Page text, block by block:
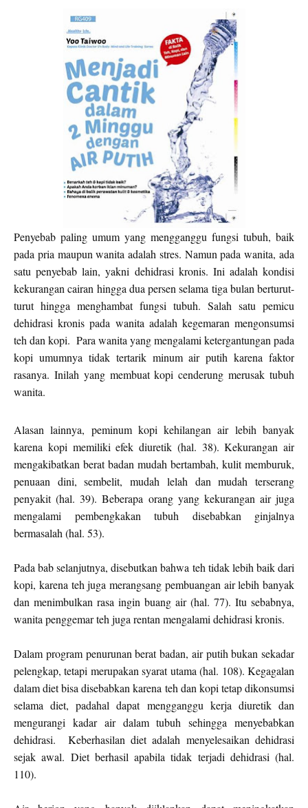
Penyebab paling umum yang mengganggu fungsi tubuh, baik
pada pria maupun wanita adalah stres. Namun pada wanita, ada
satu penyebab lain, yakni dehidrasi kronis. Ini adalah kondisi
kekurangan cairan hingga dua persen selama tiga bulan berturut-
turut hingga menghambat fungsi tubuh. Salah satu pemicu
dehidrasi kronis pada wanita adalah kegemaran mengonsumsi
teh dan kopi. Para wanita yang mengalami ketergantungan pada
kopi umumnya tidak tertarik minum air putih karena faktor
rasanya. Inilah yang membuat kopi cenderung merusak tubuh
wanita.
Alasan lainnya, peminum kopi kehilangan air lebih banyak
karena kopi memiliki efek diuretik (hal. 38). Kekurangan air
mengakibatkan berat badan mudah bertambah, kulit memburuk,
penuaan dini, sembelit, mudah lelah dan mudah terserang
penyakit (hal. 39). Beberapa orang yang kekurangan air juga
mengalami pembengkakan tubuh disebabkan ginjalnya
bermasalah (hal. 53).
Pada bab selanjutnya, disebutkan bahwa teh tidak lebih baik dari
kopi, karena teh juga merangsang pembuangan air lebih banyak
dan menimbulkan rasa ingin buang air (hal. 77). Itu sebabnya,
wanita penggemar teh juga rentan mengalami dehidrasi kronis.
Dalam program penurunan berat badan, air putih bukan sekadar
pelengkap, tetapi merupakan syarat utama (hal. 108). Kegagalan
dalam diet bisa disebabkan karena teh dan kopi tetap dikonsumsi
selama diet, padahal dapat mengganggu kerja diuretik dan
mengurangi kadar air dalam tubuh sehingga menyebabkan
dehidrasi.
Keberhasilan diet adalah menyelesaikan dehidrasi
sejak awal. Diet berhasil apabila tidak terjadi dehidrasi (hal.
110).